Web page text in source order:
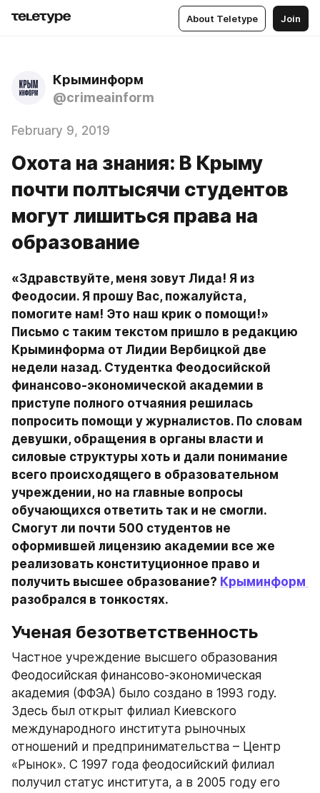
About Teletype Join
Крыминформ
@crimeainform
February 9, 2019
Охота на знания: В Крыму
почти полтысячи студентов
могут лишиться права на
образование
«Здравствуйте, меня зовут Лида! Я из
Феодосии. Я прошу Вас, пожалуйста,
помогите нам! Это наш крик о помощи!»
Письмо с таким текстом пришло в редакцию
Крыминформа от Лидии Вербицкой две
недели назад. Студентка Феодосийской
финансово-экономической академии в
приступе полного отчаяния решилась
попросить помощи у журналистов. По словам
девушки, обращения в органы власти и
силовые структуры хоть и дали понимание
всего происходящего в образовательном
учреждении, но на главные вопросы
обучающихся ответить так и не смогли.
Смогут ли почти 500 студентов не
оформившей лицензию академии все же
реализовать конституционное право и
получить высшее образование?
разобрался в тонкостях.
Ученая безответственность
Частное учреждение высшего образования
Феодосийская финансово-экономическая
академия (ФФЭА) было создано в 1993 году.
Здесь был открыт филиал Киевского
международного института рыночных
отношений и предпринимательства – Центр
«Рынок». С 1997 года феодосийский филиал
получил статус института, а в 2005 году его